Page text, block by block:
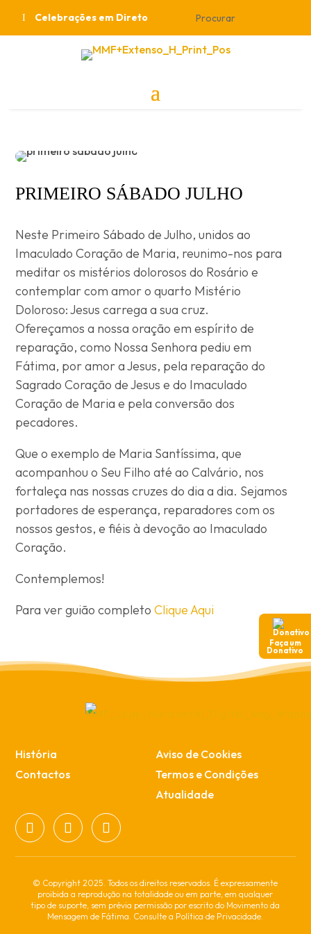
Celebrações em Direto
PRIMEIRO SÁBADO JULHO
Neste Primeiro Sábado de Julho, unidos ao
Imaculado Coração de Maria, reunimo-nos para
meditar os mistérios dolorosos do Rosário e
contemplar com amor o quarto Mistério
Doloroso: Jesus carrega a sua cruz.
Ofereçamos a nossa oração em espírito de
reparação, como Nossa Senhora pediu em
Fátima, por amor a Jesus, pela reparação do
Sagrado Coração de Jesus e do Imaculado
Coração de Maria e pela conversão dos
pecadores.
Que o exemplo de Maria Santíssima, que
acompanhou o Seu Filho até ao Calvário, nos
fortaleça nas nossas cruzes do dia a dia. Sejamos
portadores de esperança, reparadores com os
nossos gestos, e fiéis à devoção ao Imaculado
Coração.
Contemplemos!
Para ver guião completoClique Aqui
História
Contactos
Aviso de Cookies
Termos e Condições
Atualidade
© Copyright 2025. Todos os direitos reservados. É expressamente
proibida a reprodução na totalidade ou em parte, em qualquer
tipo de suporte, sem prévia permissão por escrito do Movimento da
Mensagem de Fátima. Consulte a Política de Privacidade.
Faça um
Donativo